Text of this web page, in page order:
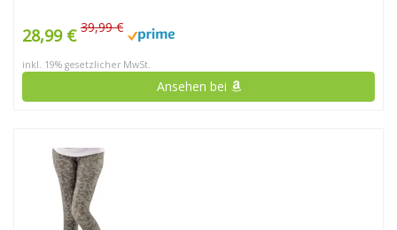
28,99 € 39,99 €
inkl. 19% gesetzlicher MwSt.
Ansehen bei